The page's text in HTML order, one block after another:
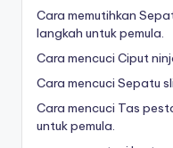
Cara memutihkan
langkah untuk pemula.
Cara mencuci Ciput
Cara mencuci Sepatu
Cara mencuci Tas
untuk pemula.